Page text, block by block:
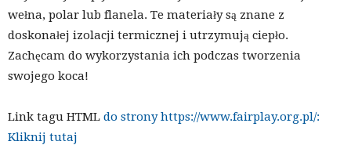
wełna, polar lub flanela. Te materiały są znane z
doskonałej izolacji termicznej i utrzymują ciepło.
Zachęcam do wykorzystania ich podczas tworzenia
swojego koca!
Link tagu HTML do strony https://www.fairplay.org.pl/:
Kliknij tutaj